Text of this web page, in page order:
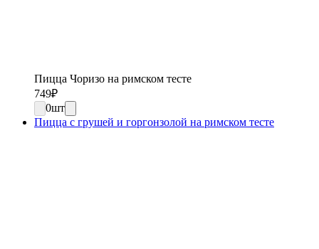
Пицца Чоризо на римском тесте
749₽
0шт
Пицца с грушей и горгонзолой на римском тесте